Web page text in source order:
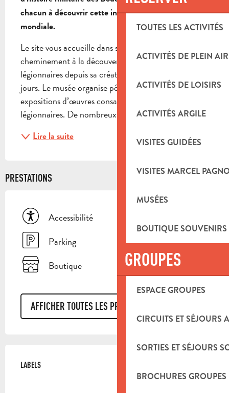
TOUTES LES ACTIVITÉS
ACTIVITÉS DE PLEIN AIR
ACTIVITÉS DE LOISIRS
ACTIVITÉS ARGILE
VISITES GUIDÉES
VISITES MARCEL
MUSÉES
BOUTIQUE
GROUPES
ESPACE GROUPES
CIRCUITS ET SÉJOURS
SORTIES ET SÉJOURS
BROCHURES GROUPES
chacun à découvrir cette institution de renommée
mondiale.
Le site vous accueille dans ses 2 000 m² pour un
cheminement à la découverte de la Légion et de ses
légionnaires depuis sa création en 1831 jusqu'à nos
jours. Le musée organise périodiquement des
expositions d’œuvres consacrées à la Légion et aux
légionnaires. De nombreux grands artistes ont fait...
Lire la suite
PRESTATIONS
Accessibilité
Parking
Boutique
AFFICHER TOUTES LES PRESTATIONS
OFFRES DE PRESTATIONS
LABELS
LABELS